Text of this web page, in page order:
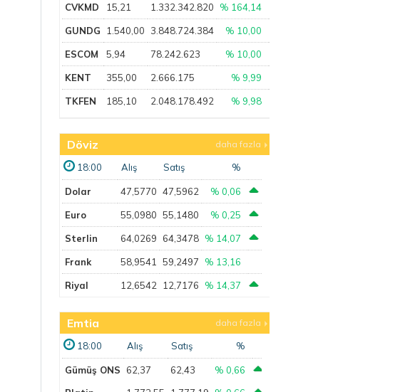
CVKMD 15,21 1.332.342.820 % 164,14
GUNDG 1.540,00 3.848.724.384 % 10,00
ESCOM 5,94 78.242.623 % 10,00
KENT 355,00 2.666.175 % 9,99
TKFEN 185,10 2.048.178.492 % 9,98
Döviz daha fazla
18:00 Alış Satış %
Dolar 47,5770 47,5962 % 0,06
Euro 55,0980 55,1480 % 0,25
Sterlin 64,0269 64,3478 % 14,07
Frank 58,9541 59,2497 % 13,16
Riyal 12,6542 12,7176 % 14,37
Emtia daha fazla
18:00 Alış Satış %
Gümüş ONS 62,37 62,43
% 0,66